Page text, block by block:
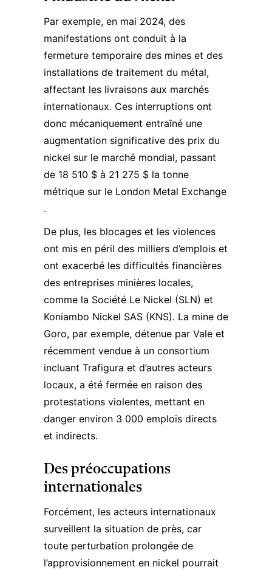
Par exemple, en mai 2024, des
manifestations ont conduit à la
fermeture temporaire des mines et des
installations de traitement du métal,
affectant les livraisons aux marchés
internationaux. Ces interruptions ont
donc mécaniquement entraîné une
augmentation significative des prix du
nickel sur le marché mondial, passant
de 18 510 $ à 21 275 $ la tonne
métrique sur le London Metal Exchange​
.
De plus, les blocages et les violences
ont mis en péril des milliers d’emplois et
ont exacerbé les difficultés financières
des entreprises minières locales,
comme la Société Le Nickel (SLN) et
Koniambo Nickel SAS (KNS). La mine de
Goro, par exemple, détenue par Vale et
récemment vendue à un consortium
incluant Trafigura et d’autres acteurs
locaux, a été fermée en raison des
protestations violentes, mettant en
danger environ 3 000 emplois directs
et indirects​​.
Des préoccupations
internationales
Forcément, les acteurs internationaux
surveillent la situation de près, car
toute perturbation prolongée de
l’approvisionnement en nickel pourrait